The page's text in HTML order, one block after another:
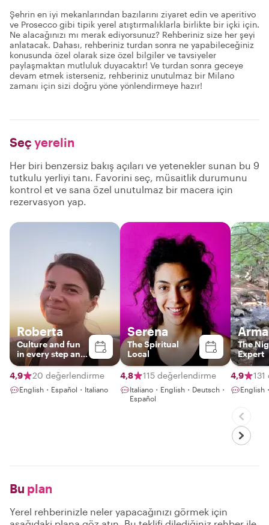
Şehrin en iyi mekanlarından bazılarını ziyaret edin ve aperitivo
ve Prosecco gibi tipik yerel atıştırmalıklarla birlikte bir içki için.
Ne alacağınızı mı merak ediyorsunuz? Rehberiniz size her şeyi
anlatacak. Dahası, rehberiniz turdan sonra ne yapabileceğiniz
konusunda özel olarak size özel bilgiler ve tavsiyeler
paylaşmaktan mutluluk duyacaktır! Ve turdan sonra geceye
devam etmek isterseniz, rehberiniz unutulmaz bir Milano
zamanı için sizi doğru yöne yönlendirmeye hazır!
Seç yerelin
Her biri benzersiz bakış açıları ve yetenekler sunan bu 9
tutkulu yerliyi tanı. Favorini seç, müsaitlik durumunu
kontrol et ve sana özel unutulmaz bir macera için
rezervasyon yap.
Roberta
Culture and fun
in every step and
bite
4,9
20 değerlendirme
English・Español・Italiano
Serena
The Spiritual
Local
4,8 115 değerlendirme
Italiano・English・Deutsch・
Español
The
Expert
4,9
English
Bu plan
Yerel rehberinizle neler yapacağınızı görmek için